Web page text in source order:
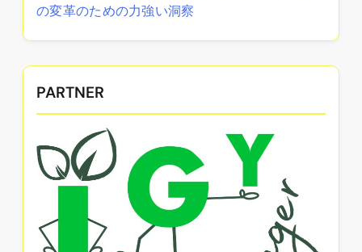
の変革のための力強い洞察
PARTNER